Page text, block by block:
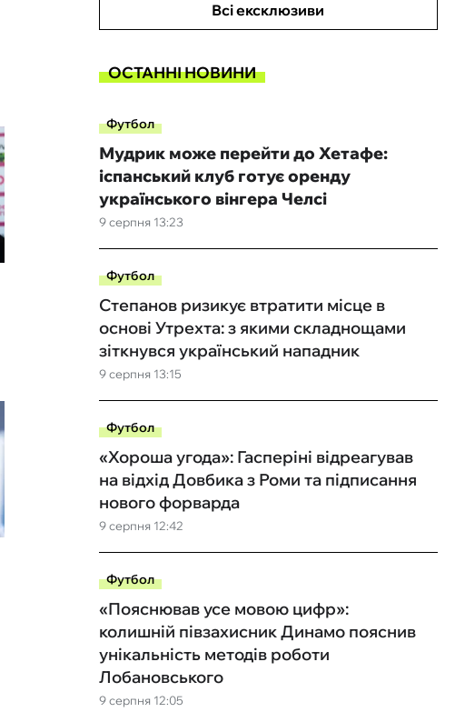
Всі ексклюзиви
ОСТАННІ НОВИНИ
Футбол
9 серпня 13:23
Мудрик може перейти до Хетафе:
іспанський клуб готує оренду
українського вінгера Челсі
Футбол
9 серпня 13:15
Степанов ризикує втратити місце в
основі Утрехта: з якими складнощами
зіткнувся український нападник
Футбол
9 серпня 12:42
«Хороша угода»: Гасперіні відреагував
на відхід Довбика з Роми та підписання
нового форварда
Футбол
9 серпня 12:05
«Пояснював усе мовою цифр»:
колишній півзахисник Динамо пояснив
унікальність методів роботи
Лобановського